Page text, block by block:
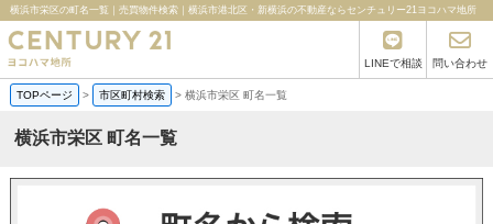
横浜市栄区の町名一覧｜売買物件検索｜横浜市港北区・新横浜の不動産ならセンチュリー21ヨコハマ地所
LINEで相談 問い合わせ
TOPページ > 市区町村検索 > 横浜市栄区 町名一覧
横浜市栄区 町名一覧